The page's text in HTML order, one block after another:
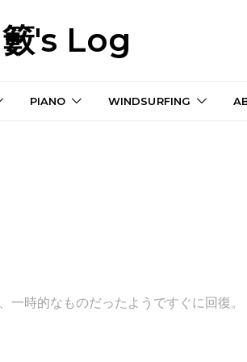
籔's Log
PIANO WINDSURFING
時的なものだったようですぐに回復。